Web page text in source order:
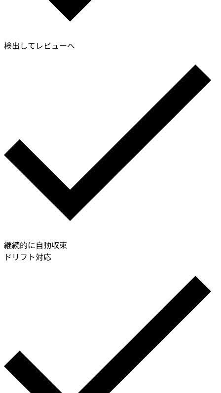
検出してレビューへ
継続的に自動収束
ドリフト対応